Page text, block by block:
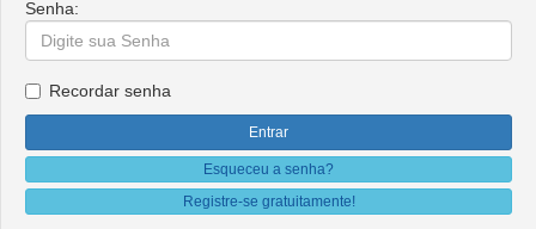
Senha:
Recordar senha
Esqueceu a senha?
Registre-se gratuitamente!